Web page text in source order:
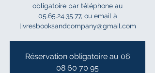
obligatoire par téléphone au
05.65.24.35.77, ou email à
livresbooksandcompany@gmail.com
Réservation obligatoire au 06
08 60 70 95